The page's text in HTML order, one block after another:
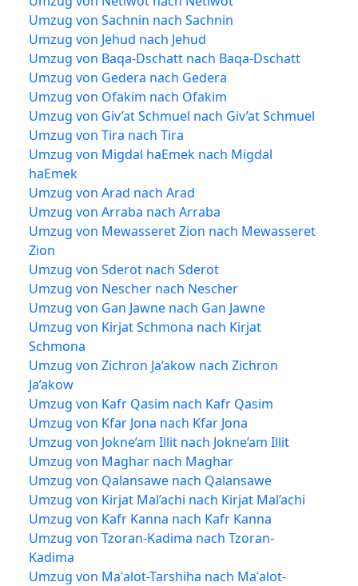
Umzug von Sachnin nach Sachnin
Umzug von Jehud nach Jehud
Umzug von Baqa-Dschatt nach Baqa-Dschatt
Umzug von Gedera nach Gedera
Umzug von Ofakim nach Ofakim
Umzug von Giv’at Schmuel nach Giv’at Schmuel
Umzug von Tira nach Tira
Umzug von Migdal haEmek nach Migdal
haEmek
Umzug von Arad nach Arad
Umzug von Arraba nach Arraba
Umzug von Mewasseret Zion nach Mewasseret
Zion
Umzug von Sderot nach Sderot
Umzug von Nescher nach Nescher
Umzug von Gan Jawne nach Gan Jawne
Umzug von Kirjat Schmona nach Kirjat
Schmona
Umzug von Zichron Ja’akow nach Zichron
Ja’akow
Umzug von Kafr Qasim nach Kafr Qasim
Umzug von Kfar Jona nach Kfar Jona
Umzug von Jokne’am Illit nach Jokne’am Illit
Umzug von Maghar nach Maghar
Umzug von Qalansawe nach Qalansawe
Umzug von Kirjat Mal’achi nach Kirjat Mal’achi
Umzug von Kafr Kanna nach Kafr Kanna
Umzug von Tzoran-Kadima nach Tzoran-
Kadima
Umzug von Maʿalot-Tarshiha nach Maʿalot-